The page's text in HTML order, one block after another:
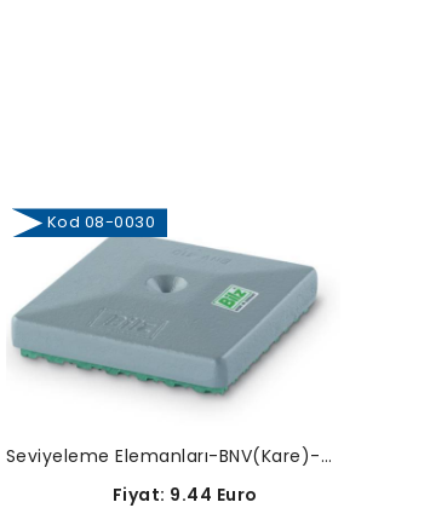
Kod 08-0030
Seviyeleme Elemanları-BNV(Kare)-08-0030
Fiyat: 9.44 Euro